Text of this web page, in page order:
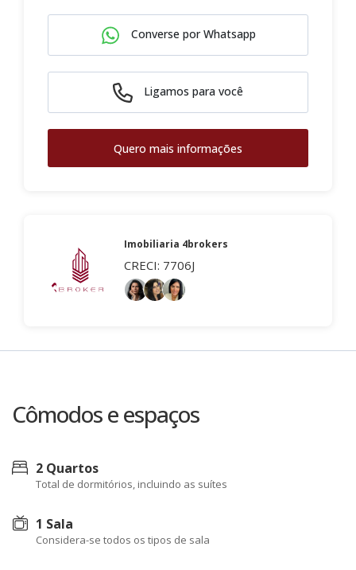
Converse por Whatsapp
Ligamos para você
Quero mais informações
Imobiliaria 4brokers
CRECI: 7706J
Cômodos e espaços
2 Quartos
Total de dormitórios, incluindo as suítes
1 Sala
Considera-se todos os tipos de sala